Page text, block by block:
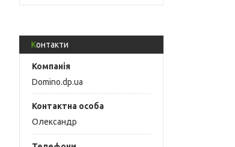
Контакти
Domino.dp.ua
Олександр